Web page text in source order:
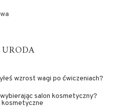
URODA
wzrost wagi po ćwiczeniach?
salon kosmetyczny?